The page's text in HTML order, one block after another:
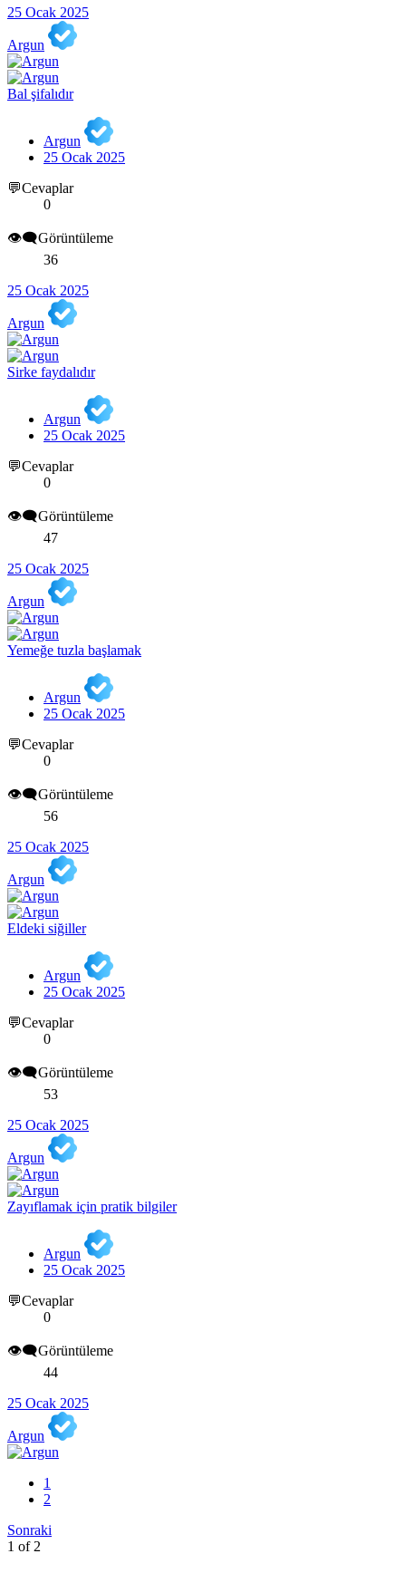
25 Ocak 2025
Argun
Bal şifalıdır
Argun
25 Ocak 2025
💬Cevaplar
0
👁️‍🗨️Görüntüleme
36
25 Ocak 2025
Argun
Sirke faydalıdır
Argun
25 Ocak 2025
💬Cevaplar
0
👁️‍🗨️Görüntüleme
47
25 Ocak 2025
Argun
Yemeğe tuzla başlamak
Argun
25 Ocak 2025
💬Cevaplar
0
👁️‍🗨️Görüntüleme
56
25 Ocak 2025
Argun
Eldeki siğiller
Argun
25 Ocak 2025
💬Cevaplar
0
👁️‍🗨️Görüntüleme
53
25 Ocak 2025
Argun
Zayıflamak için pratik bilgiler
Argun
25 Ocak 2025
💬Cevaplar
0
👁️‍🗨️Görüntüleme
44
25 Ocak 2025
Argun
1
2
Sonraki
1 of 2